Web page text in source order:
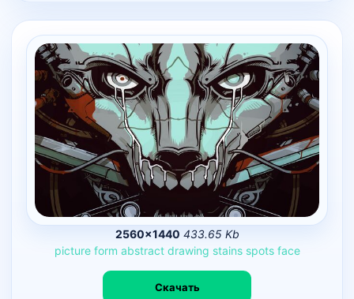
2560×1440 433.65 Kb
picture form abstract drawing stains spots face
Скачать